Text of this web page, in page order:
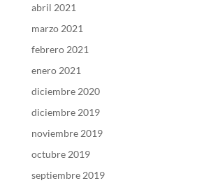
abril 2021
marzo 2021
febrero 2021
enero 2021
diciembre 2020
diciembre 2019
noviembre 2019
octubre 2019
septiembre 2019